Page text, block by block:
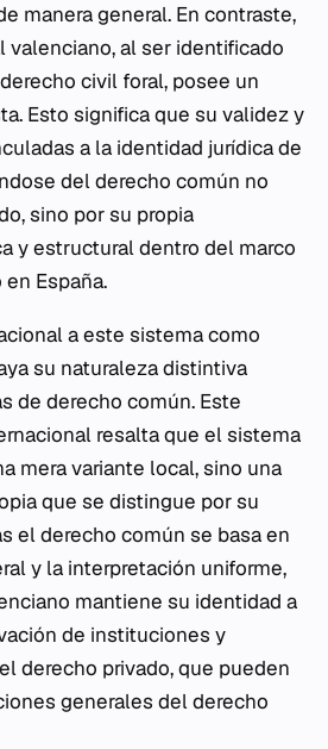
manera general. En contraste,
valenciano, al ser identificado
civil foral, posee un
Esto significa que su validez y
a la identidad jurídica de
del derecho común no
sino por su propia
y estructural dentro del marco
España.
a este sistema como
su naturaleza distintiva
de derecho común. Este
resalta que el sistema
mera variante local, sino una
que se distingue por su
el derecho común se basa en
y la interpretación uniforme,
mantiene su identidad a
de instituciones y
derecho privado, que pueden
generales del derecho